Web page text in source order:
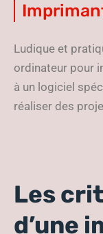
Ludique et
ordinateur pour
à un logiciel
réaliser des
Les
d’une